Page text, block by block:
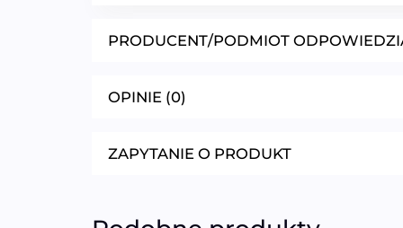
PRODUCENT/PODMIOT
OPINIE (0)
ZAPYTANIE O PRODUKT